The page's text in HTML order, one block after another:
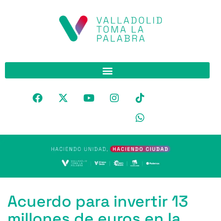
Acuerdo para invertir 13